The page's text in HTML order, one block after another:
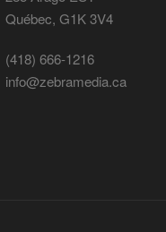
Québec, G1K 3V4
(418) 666-1216
info@zebramedia.ca